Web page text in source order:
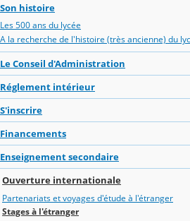
Son histoire
Les 500 ans du lycée
A la recherche de l'histoire (très ancienne) du
Le Conseil d'Administration
Réglement intérieur
S'inscrire
Financements
Enseignement secondaire
Ouverture internationale
Partenariats et voyages d'étude à l'étranger
Stages à l'étranger